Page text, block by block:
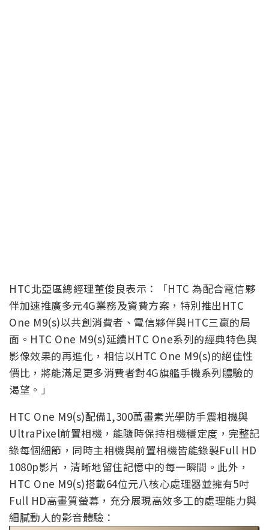
HTC北亞區總經理董俊良表示：「HTC 為配合電信夥
伴加速推廣多元4G業務及資費方案，特別推出HTC
One M9(s)以共創消費者、電信夥伴與HTC三贏的局
面。HTC One M9(s)延續HTC One系列的經典特色與
影像效果的再進化，相信以HTC One M9(s)的絕佳性
價比，將能滿足更多消費者對4G旗艦手機系列體驗的
渴望。」
HTC One M9(s)配備1,300萬畫素光學防手震相機與
UltraPixel前置相機，能隨時保持相機穩定度，完整記
錄每個細節，同時主相機與前置相機皆能錄製Full HD
1080p影片，清晰地留住記憶中的每一瞬間。此外，
HTC One M9(s)搭載64位元八核心處理器並擁有5吋
Full HD高畫質螢幕，充分展現高效多工的處理能力與
細膩動人的影音體驗：